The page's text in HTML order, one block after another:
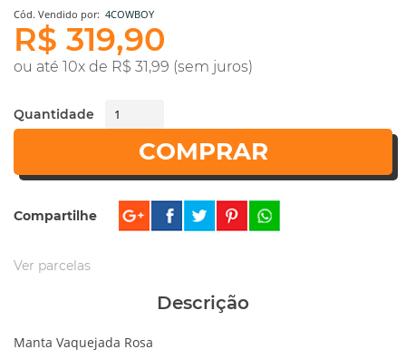
Cód. Vendido por: 4COWBOY
R$ 319,90
ou até 10x de R$ 31,99 (sem juros)
Quantidade
COMPRAR
Compartilhe
Ver parcelas
Descrição
Manta Vaquejada Rosa